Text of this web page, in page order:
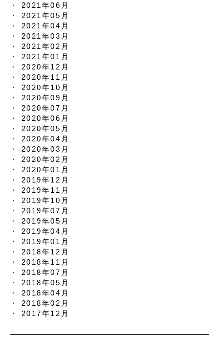
2021年06月
2021年05月
2021年04月
2021年03月
2021年02月
2021年01月
2020年12月
2020年11月
2020年10月
2020年09月
2020年07月
2020年06月
2020年05月
2020年04月
2020年03月
2020年02月
2020年01月
2019年12月
2019年11月
2019年10月
2019年07月
2019年05月
2019年04月
2019年01月
2018年12月
2018年11月
2018年07月
2018年05月
2018年04月
2018年02月
2017年12月